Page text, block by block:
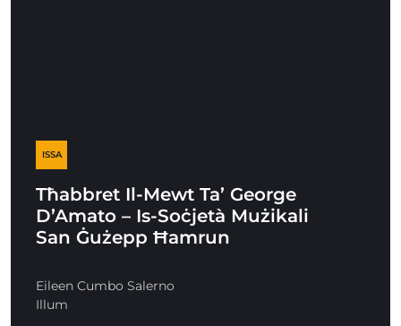
ISSA
Tħabbret Il-Mewt Ta’ George
D’Amato – Is-Soċjetà Mużikali
San Ġużepp Ħamrun
Eileen Cumbo Salerno
Illum